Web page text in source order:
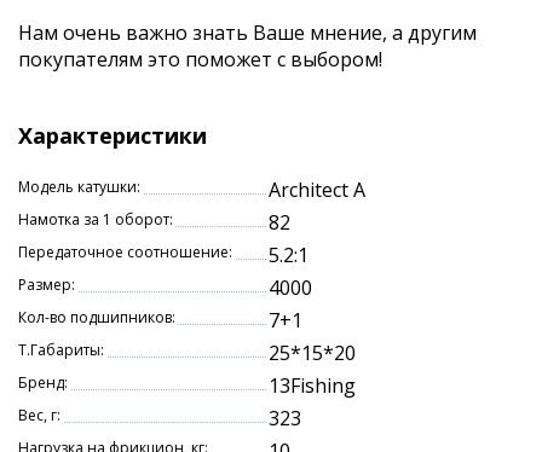
Нам очень важно знать Ваше мнение, а другим
покупателям это поможет с выбором!
Характеристики
Модель катушки: Architect A
Намотка за 1 оборот: 82
Передаточное соотношение: 5.2:1
Размер: 4000
Кол-во подшипников: 7+1
Т.Габариты: 25*15*20
Бренд: 13Fishing
Вес, г: 323
Нагрузка на фрикцион, кг: